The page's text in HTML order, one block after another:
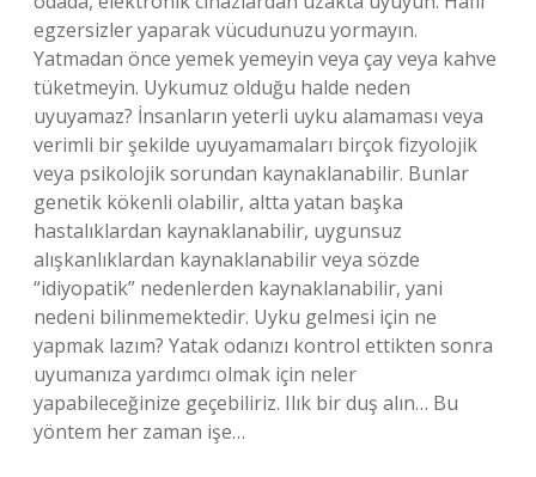
egzersizler yaparak vücudunuzu yormayın.
Yatmadan önce yemek yemeyin veya çay veya kahve
tüketmeyin. Uykumuz olduğu halde neden
uyuyamaz? İnsanların yeterli uyku alamaması veya
verimli bir şekilde uyuyamamaları birçok fizyolojik
veya psikolojik sorundan kaynaklanabilir. Bunlar
genetik kökenli olabilir, altta yatan başka
hastalıklardan kaynaklanabilir, uygunsuz
alışkanlıklardan kaynaklanabilir veya sözde
“idiyopatik” nedenlerden kaynaklanabilir, yani
nedeni bilinmemektedir. Uyku gelmesi için ne
yapmak lazım? Yatak odanızı kontrol ettikten sonra
uyumanıza yardımcı olmak için neler
yapabileceğinize geçebiliriz. Ilık bir duş alın… Bu
yöntem her zaman işe…